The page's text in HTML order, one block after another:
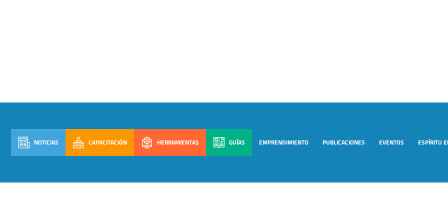
NOTICIAS CAPACITACIÓN HERRAMIENTAS GUÍAS EMPRENDIMIENTO PUBLICACIONES EVENTOS ESPÍRITU